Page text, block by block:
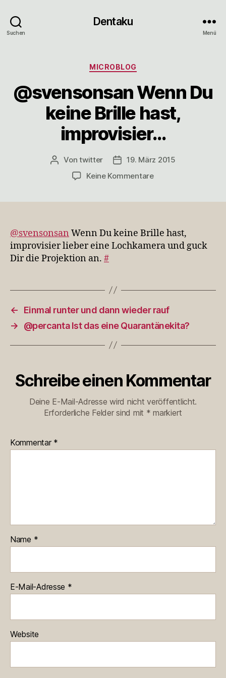
Suchen
Dentaku
Menü
Kategorien
MICROBLOG
@svensonsan Wenn Du
keine Brille hast,
improvisier…
Beitragsautor
Vontwitter Veröffentlichungsdatum
19. März 2015
Keine Kommentarezu
Brille
hast,
improvisier…
@svensonsan Wenn Du keine Brille hast,
improvisier lieber eine Lochkamera und guck
Dir die Projektion an. #
←
Einmal runter und dann wieder rauf
→
@percanta Ist das eine Quarantänekita?
Schreibe einen Kommentar
Deine E-Mail-Adresse wird nicht veröffentlicht.
Erforderliche Felder sind mit * markiert
Kommentar *
Name *
E-Mail-Adresse *
Website